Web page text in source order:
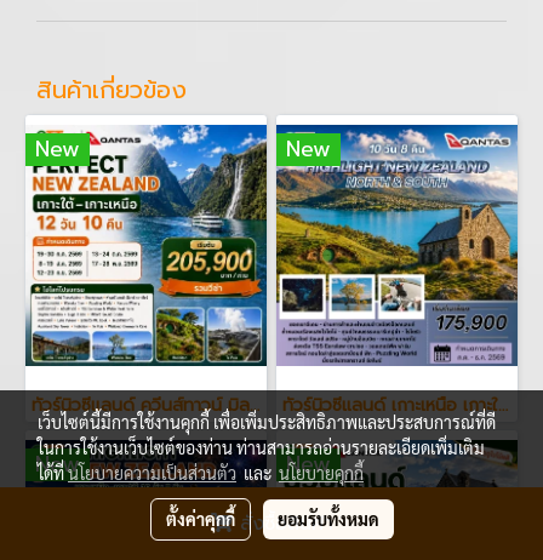
สั่งซื้อสินค้า
สินค้าเกี่ยวข้อง
New
ทัวร์นิวซีแลนด์ ควีนส์ทาวน์ มิลฟอร์ดซาวด์ เทคาโป ฮอบบิท 12 วัน
New
ทัวร์นิวซีแลนด์ เกาะเหนือ เกาะใต้ 10 วัน 8 คืน
New New
เว็บไซต์นี้มีการใช้งานคุกกี้ เพื่อเพิ่มประสิทธิภาพและประสบการณ์ที่ดี
ในการใช้งานเว็บไซต์ของท่าน ท่านสามารถอ่านรายละเอียดเพิ่มเติม
ได้ที่นโยบายความเป็นส่วนตัวและ นโยบายคุกกี้
ตั้งค่าคุกกี้ ยอมรับทั้งหมด